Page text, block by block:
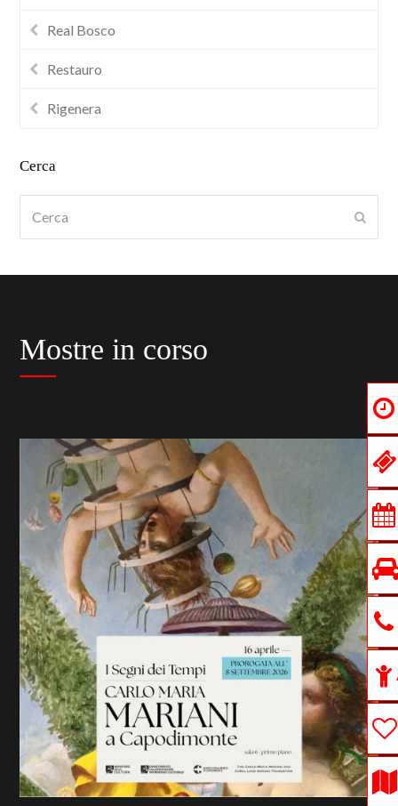
Real Bosco
Restauro
Rigenera
Cerca
Mostre in corso